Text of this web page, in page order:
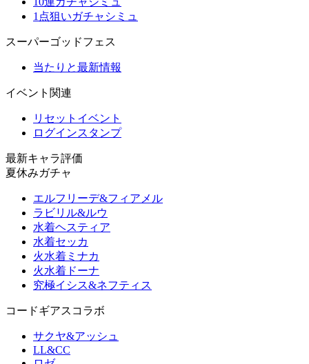
1点狙いガチャシミュ
スーパーゴッドフェス
当たりと最新情報
イベント関連
リセットイベント
ログインスタンプ
最新キャラ評価
夏休みガチャ
エルフリーデ&フィアメル
ラビリル&ルウ
水着ヘスティア
水着セッカ
火水着ミナカ
火水着ドーナ
究極イシス&ネフティス
コードギアスコラボ
サクヤ&アッシュ
LL&CC